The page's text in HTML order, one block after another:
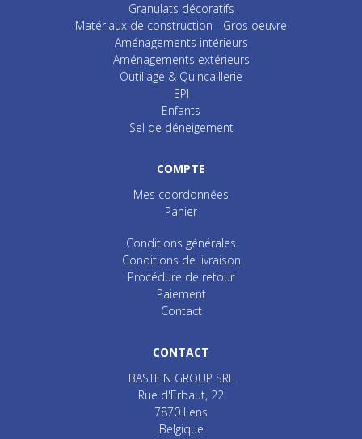
Granulats décoratifs
Matériaux de construction - Gros oeuvre
Aménagements intérieurs
Aménagements extérieurs
Outillage & Quincaillerie
EPI
Enfants
Sel de déneigement
COMPTE
Mes coordonnées
Panier
Conditions générales
Conditions de livraison
Procédure de retour
Paiement
Contact
CONTACT
BASTIEN GROUP SRL
Rue d'Erbaut, 22
7870 Lens
Belgique